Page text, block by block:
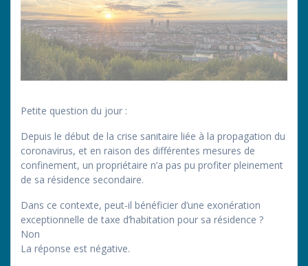
Petite question du jour :
Depuis le début de la crise sanitaire liée à la propagation du
coronavirus, et en raison des différentes mesures de
confinement, un propriétaire n’a pas pu profiter pleinement
de sa résidence secondaire.
Dans ce contexte, peut-il bénéficier d’une exonération
exceptionnelle de taxe d’habitation pour sa résidence ?
Non
La réponse est négative.